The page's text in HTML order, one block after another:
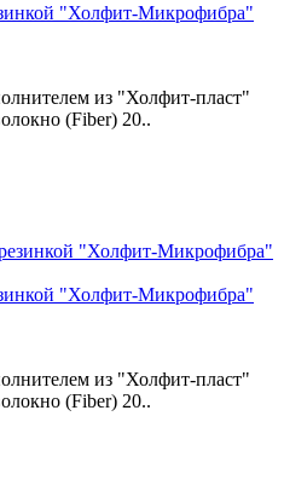
"Холфит-Микрофибра"
из "Холфит-пласт"
(Fiber) 20..
"Холфит-Микрофибра"
из "Холфит-пласт"
(Fiber) 20..